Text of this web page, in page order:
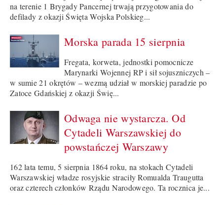
na terenie 1 Brygady Pancernej trwają przygotowania do
defilady z okazji Święta Wojska Polskieg...
Morska parada 15 sierpnia
Fregata, korweta, jednostki pomocnicze
Marynarki Wojennej RP i sił sojuszniczych –
w sumie 21 okrętów – wezmą udział w morskiej paradzie po
Zatoce Gdańskiej z okazji Świę...
Odwaga nie wystarcza. Od
Cytadeli Warszawskiej do
powstańczej Warszawy
162 lata temu, 5 sierpnia 1864 roku, na stokach Cytadeli
Warszawskiej władze rosyjskie straciły Romualda Traugutta
oraz czterech członków Rządu Narodowego. Ta rocznica je...